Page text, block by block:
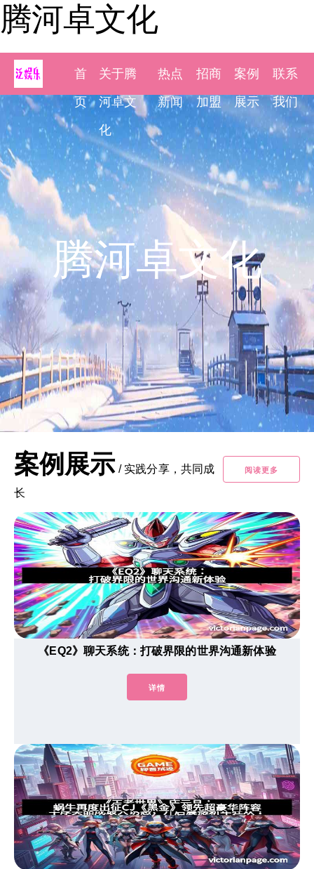
腾河卓文化
首
页
关于腾
河卓文
化
热点
新闻
招商
加盟
案例
展示
联系
我们
腾河卓文化
案例展示 / 实践分享，共同成
长
阅读更多
《EQ2》聊天系统：打破界限的世界沟通新体验
详情